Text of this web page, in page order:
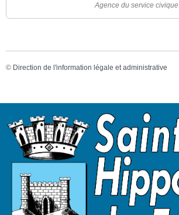
Agence du service civique
© Direction de l'information légale et administrative